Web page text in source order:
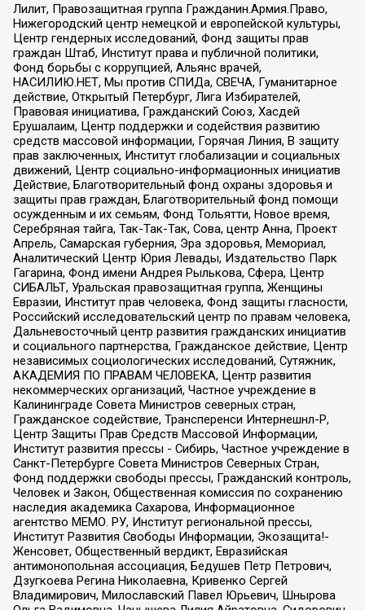
Лилит, Правозащитная группа Гражданин.Армия.Право,
Нижегородский центр немецкой и европейской культуры,
Центр гендерных исследований, Фонд защиты прав
граждан Штаб, Институт права и публичной политики,
Фонд борьбы с коррупцией, Альянс врачей,
НАСИЛИЮ.НЕТ, Мы против СПИДа, СВЕЧА, Гуманитарное
действие, Открытый Петербург, Лига Избирателей,
Правовая инициатива, Гражданский Союз, Хасдей
Ерушалаим, Центр поддержки и содействия развитию
средств массовой информации, Горячая Линия, В защиту
прав заключенных, Институт глобализации и социальных
движений, Центр социально-информационных инициатив
Действие, Благотворительный фонд охраны здоровья и
защиты прав граждан, Благотворительный фонд помощи
осужденным и их семьям, Фонд Тольятти, Новое время,
Серебряная тайга, Так-Так-Так, Сова, центр Анна, Проект
Апрель, Самарская губерния, Эра здоровья, Мемориал,
Аналитический Центр Юрия Левады, Издательство Парк
Гагарина, Фонд имени Андрея Рылькова, Сфера, Центр
СИБАЛЬТ, Уральская правозащитная группа, Женщины
Евразии, Институт прав человека, Фонд защиты гласности,
Российский исследовательский центр по правам человека,
Дальневосточный центр развития гражданских инициатив
и социального партнерства, Гражданское действие, Центр
независимых социологических исследований, Сутяжник,
АКАДЕМИЯ ПО ПРАВАМ ЧЕЛОВЕКА, Центр развития
некоммерческих организаций, Частное учреждение в
Калининграде Совета Министров северных стран,
Гражданское содействие, Трансперенси Интернешнл-Р,
Центр Защиты Прав Средств Массовой Информации,
Институт развития прессы - Сибирь, Частное учреждение в
Санкт-Петербурге Совета Министров Северных Стран,
Фонд поддержки свободы прессы, Гражданский контроль,
Человек и Закон, Общественная комиссия по сохранению
наследия академика Сахарова, Информационное
агентство МЕМО. РУ, Институт региональной прессы,
Институт Развития Свободы Информации, Экозащита!-
Женсовет, Общественный вердикт, Евразийская
антимонопольная ассоциация, Бедушев Петр Петрович,
Дзугкоева Регина Николаевна, Кривенко Сергей
Владимирович, Милославский Павел Юрьевич, Шнырова